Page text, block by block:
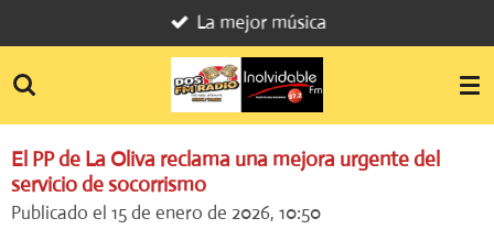
al
contenido
La mejor música
El PP de La Oliva reclama una mejora urgente del
servicio de socorrismo
Publicado el 15 de enero de 2026, 10:50